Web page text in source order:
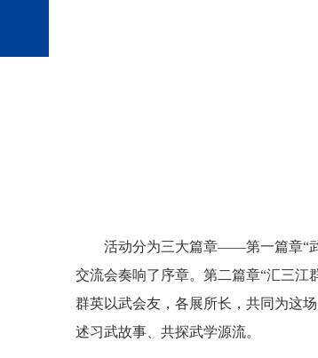
活动分为三大篇章——第一篇章“
交流会奏响了序章。第二篇章“汇三江
群英以武会友，各展所长，共同为这
述习武故事、共探武学源流。